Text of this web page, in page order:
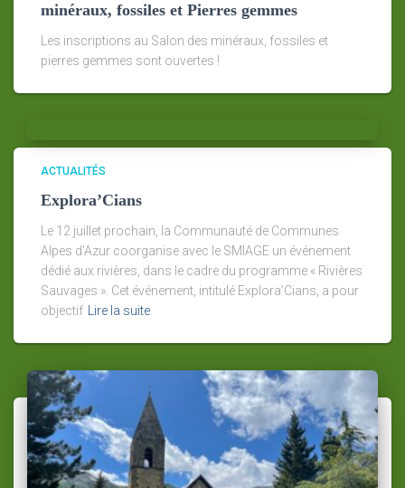
minéraux, fossiles et Pierres gemmes
Les inscriptions au Salon des minéraux, fossiles et
pierres gemmes sont ouvertes !
ACTUALITÉS
Explora’Cians
Le 12 juillet prochain, la Communauté de Communes
Alpes d’Azur coorganise avec le SMIAGE un événement
dédié aux rivières, dans le cadre du programme « Rivières
Sauvages ». Cet événement, intitulé Explora’Cians, a pour
objectif Lire la suite